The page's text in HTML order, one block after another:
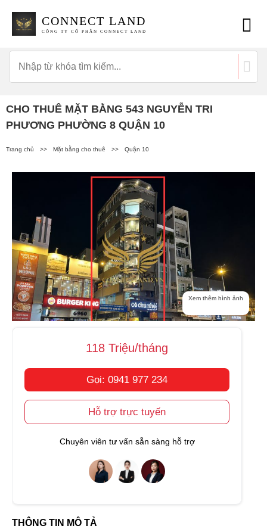
CONNECT LAND
CÔNG TY CỔ PHẦN CONNECT LAND
CHO THUÊ MẶT BẰNG 543 NGUYỄN TRI
PHƯƠNG PHƯỜNG 8 QUẬN 10
Trang chủ >> Mặt bằng cho thuê >> Quận 10
Xem thêm hình ảnh
118 Triệu/tháng
Gọi: 0941 977 234
Hỗ trợ trực tuyến
Chuyên viên tư vấn sẵn sàng hỗ trợ
THÔNG TIN MÔ TẢ